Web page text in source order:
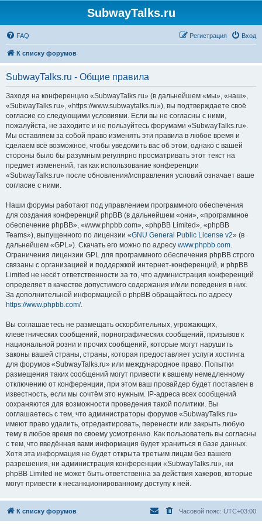
SubwayTalks.ru
FAQ Вход
Регистрация
К списку форумов
SubwayTalks.ru - Общие правила
Заходя на конференцию «SubwayTalks.ru» (в дальнейшем «мы», «наш»,
«SubwayTalks.ru», «https://www.subwaytalks.ru»), вы подтверждаете своё
согласие со следующими условиями. Если вы не согласны с ними,
пожалуйста, не заходите и не пользуйтесь форумами «SubwayTalks.ru».
Мы оставляем за собой право изменять эти правила в любое время и
сделаем всё возможное, чтобы уведомить вас об этом, однако с вашей
стороны было бы разумным регулярно просматривать этот текст на
предмет изменений, так как использование конференции
«SubwayTalks.ru» после обновления/исправления условий означает ваше
согласие с ними.
Наши форумы работают под управлением программного обеспечения
для создания конференций phpBB (в дальнейшем «они», «программное
обеспечение phpBB», «www.phpbb.com», «phpBB Limited», «phpBB
Teams»), выпущенного по лицензии «GNU General Public License v2» (в
дальнейшем «GPL»). Скачать его можно по адресу www.phpbb.com.
Ограничения лицензии GPL для программного обеспечения phpBB строго
связаны с организацией и поддержкой интернет-конференций, и phpBB
Limited не несёт ответственности за то, что администрация конференций
определяет в качестве допустимого содержания и/или поведения в них.
За дополнительной информацией о phpBB обращайтесь по адресу
https://www.phpbb.com/.
Вы соглашаетесь не размещать оскорбительных, угрожающих,
клеветнических сообщений, порнографических сообщений, призывов к
национальной розни и прочих сообщений, которые могут нарушить
законы вашей страны, страны, которая предоставляет услуги хостинга
для форумов «SubwayTalks.ru» или международное право. Попытки
размещения таких сообщений могут привести к вашему немедленному
отключению от конференции, при этом ваш провайдер будет поставлен в
известность, если мы сочтём это нужным. IP-адреса всех сообщений
сохраняются для возможности проведения такой политики. Вы
соглашаетесь с тем, что администраторы форумов «SubwayTalks.ru»
имеют право удалить, отредактировать, перенести или закрыть любую
тему в любое время по своему усмотрению. Как пользователь вы согласны
с тем, что введённая вами информация будет храниться в базе данных.
Хотя эта информация не будет открыта третьим лицам без вашего
разрешения, ни администрация конференции «SubwayTalks.ru», ни
phpBB Limited не может быть ответственна за действия хакеров, которые
могут привести к несанкционированному доступу к ней.
К списку форумов Часовой пояс: UTC+03:00